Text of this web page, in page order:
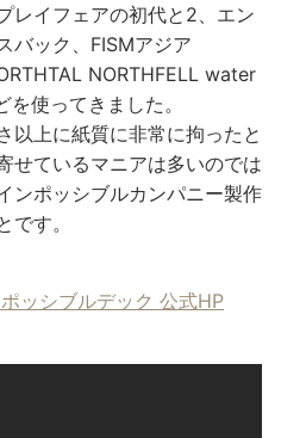
レイフェアの初代と2、エン
バック、FISMアジア
NORTHFELL water
使ってきました。
以上に紙質に非常に拘ったと
せているマニアは多いのでは
ンポッシブルカンパニー製作
す。
ッシブルデック 公式HP